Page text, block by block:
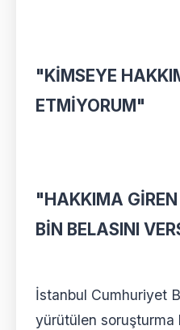
"KİMSEYE
ETMİYORUM"
"HAKKIMA
BİN BELASINI
İstanbul Cumhuriyet
yürütülen soruşturma